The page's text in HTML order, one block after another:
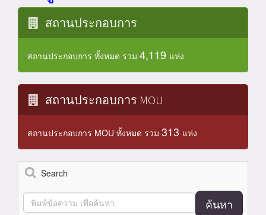
สถานประกอบการ
สถานประกอบการ ทั้งหมด รวม 4,119 แห่ง
สถานประกอบการ MOU
สถานประกอบการ MOU ทั้งหมด รวม 313 แห่ง
Search
ค้นหา